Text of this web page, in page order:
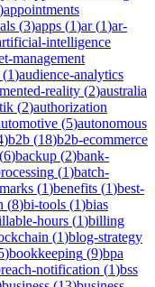
)appointments
(3)apps (1)ar(1)ar-
intelligence
management
(1)audience-analytics
reality (2)australia
(2)authorization
(5)autonomous
)b2b (18)b2b-ecommerce
(6)backup (2)bank-
(1)batch-
(1)benefits (1)best-
(8)bi-tools (1)bias
hours (1)billing
(1)blog-strategy
)bookkeeping (9)bpa
notification (1)bss